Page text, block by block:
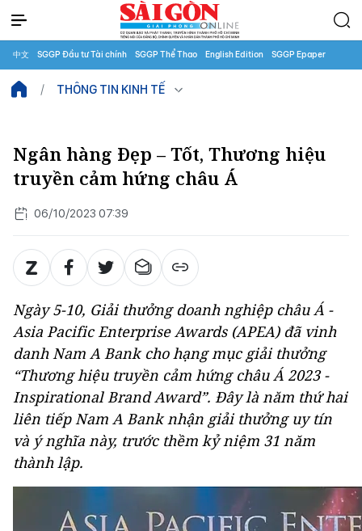
中文 SGGP Đầu tư Tài chính SGGP Thể Thao English Edition SGGP Epaper
THÔNG TIN KINH TẾ
Ngân hàng Đẹp – Tốt, Thương hiệu
truyền cảm hứng châu Á
06/10/2023 07:39
Ngày 5-10, Giải thưởng doanh nghiệp châu Á -
Asia Pacific Enterprise Awards (APEA) đã vinh
danh Nam A Bank cho hạng mục giải thưởng
“Thương hiệu truyền cảm hứng châu Á 2023 -
Inspirational Brand Award”. Đây là năm thứ hai
liên tiếp Nam A Bank nhận giải thưởng uy tín
và ý nghĩa này, trước thềm kỷ niệm 31 năm
thành lập.